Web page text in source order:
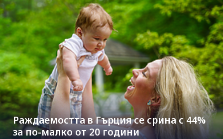
Раждаемостта в Гърция се срина с 44%
за по-малко от 20 години